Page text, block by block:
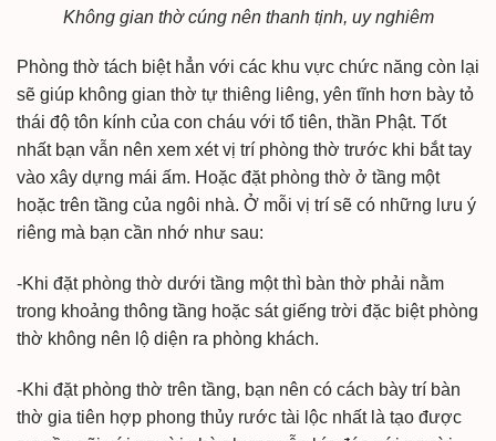
Không gian thờ cúng nên thanh tịnh, uy nghiêm
Phòng thờ tách biệt hẳn với các khu vực chức năng còn lại
sẽ giúp không gian thờ tự thiêng liêng, yên tĩnh hơn bày tỏ
thái độ tôn kính của con cháu với tổ tiên, thần Phật. Tốt
nhất bạn vẫn nên xem xét vị trí phòng thờ trước khi bắt tay
vào xây dựng mái ấm. Hoặc đặt phòng thờ ở tầng một
hoặc trên tầng của ngôi nhà. Ở mỗi vị trí sẽ có những lưu ý
riêng mà bạn cần nhớ như sau:
-Khi đặt phòng thờ dưới tầng một thì bàn thờ phải nằm
trong khoảng thông tầng hoặc sát giếng trời đặc biệt phòng
thờ không nên lộ diện ra phòng khách.
-Khi đặt phòng thờ trên tầng, bạn nên có cách bày trí bàn
thờ gia tiên hợp phong thủy rước tài lộc nhất là tạo được